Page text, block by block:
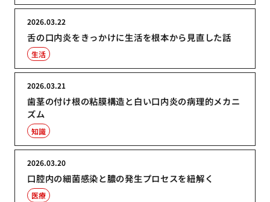
舌の口内炎をきっかけに生活を根本から見直した話
2026.03.22
生活
歯茎の付け根の粘膜構造と白い口内炎の病理的メカニ
ズム
2026.03.21
知識
口腔内の細菌感染と膿の発生プロセスを紐解く
2026.03.20
医療